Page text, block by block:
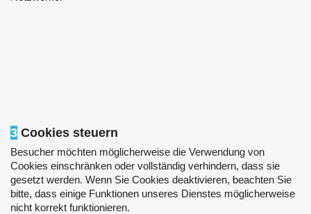
3 Cookies steuern
Besucher möchten möglicherweise die Verwendung von
Cookies einschränken oder vollständig verhindern, dass sie
gesetzt werden. Wenn Sie Cookies deaktivieren, beachten Sie
bitte, dass einige Funktionen unseres Dienstes möglicherweise
nicht korrekt funktionieren.